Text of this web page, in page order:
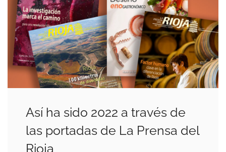
Así ha sido 2022 a través de
las portadas de La Prensa del
Rioja